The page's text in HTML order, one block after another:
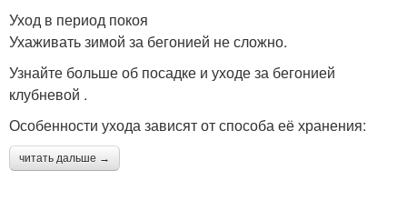
Уход в период покоя
Ухаживать зимой за бегонией не сложно.
Узнайте больше об посадке и уходе за бегонией
клубневой .
Особенности ухода зависят от способа её хранения:
читать дальше →